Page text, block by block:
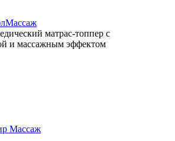
матрас-топпер с
и массажным эффектом